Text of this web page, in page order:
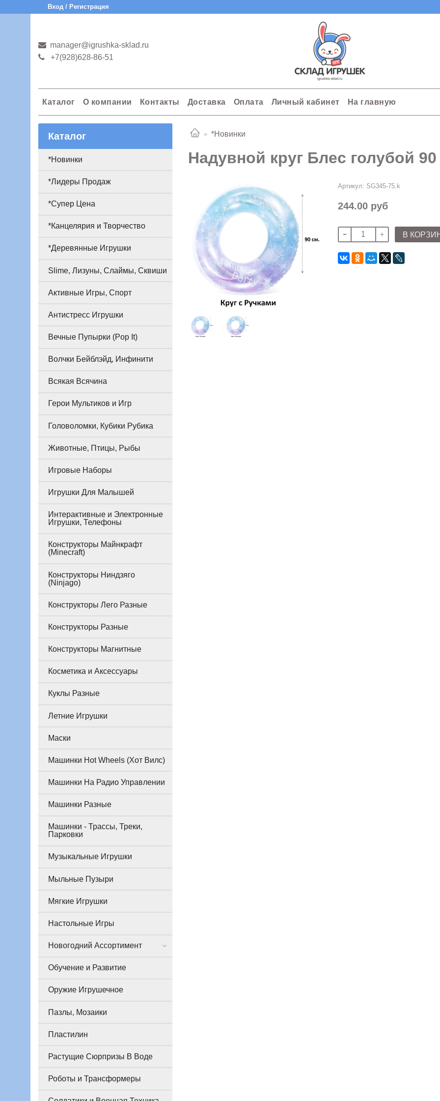
Вход / Регистрация
manager@igrushka-sklad.ru
+7(928)628-86-51
Каталог О компании Контакты Доставка Оплата Личный кабинет На главную
*Новинки
Надувной круг Блес голубой
Артикул: SG345-75.k
244.00 руб
В
Каталог
*Новинки
*Лидеры Продаж
*Супер Цена
*Канцелярия и Творчество
*Деревянные Игрушки
Slime, Лизуны, Слаймы, Сквиши
Активные Игры, Спорт
Антистресс Игрушки
Вечные Пупырки (Pop It)
Волчки Бейблэйд, Инфинити
Всякая Всячина
Герои Мультиков и Игр
Головоломки, Кубики Рубика
Животные, Птицы, Рыбы
Игровые Наборы
Игрушки Для Малышей
Интерактивные и Электронные
Игрушки, Телефоны
Конструкторы Майнкрафт
(Minecraft)
Конструкторы Ниндзяго
(Ninjago)
Конструкторы Лего Разные
Конструкторы Разные
Конструкторы Магнитные
Косметика и Аксессуары
Куклы Разные
Летние Игрушки
Маски
Машинки Hot Wheels (Хот Вилс)
Машинки На Радио Управлении
Машинки Разные
Машинки - Трассы, Треки,
Парковки
Музыкальные Игрушки
Мыльные Пузыри
Мягкие Игрушки
Настольные Игры
Новогодний Ассортимент
Обучение и Развитие
Оружие Игрушечное
Пазлы, Мозаики
Пластилин
Растущие Сюрпризы В Воде
Роботы и Трансформеры